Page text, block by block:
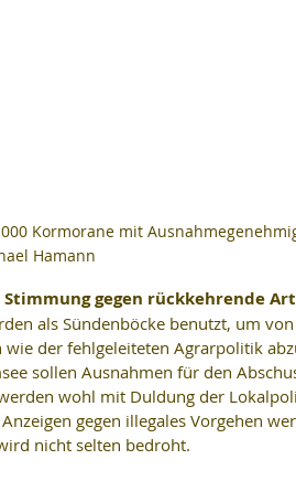
Kormorane mit
Hamann
Stimmung gegen rückkehrende
als Sündenböcke benutzt, um
wie der fehlgeleiteten Agrarpolitik
sollen Ausnahmen für den
wohl mit Duldung der
gegen illegales Vorgehen
nicht selten bedroht.